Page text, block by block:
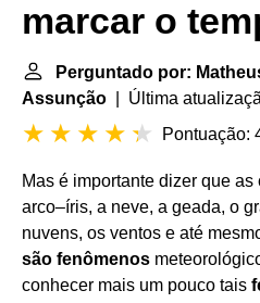
marcar o
Perguntado por:
Assunção | Última
Pontuação:
Mas é importante dizer que
arco–íris, a neve, a geada, o
nuvens, os ventos e até
são fenômenos
conhecer mais um pouco tais